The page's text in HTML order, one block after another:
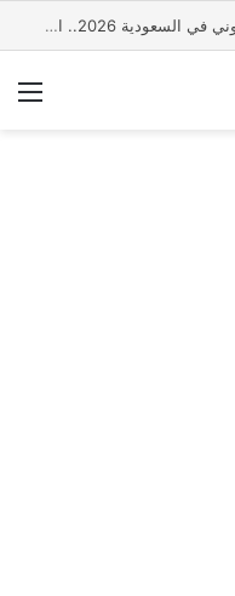
طريقة استخراج التقرير الطبي الإلكتروني في السعودية 2026.. الخطوات والشروط